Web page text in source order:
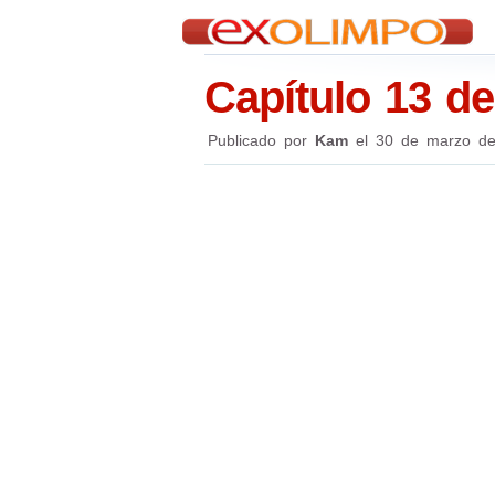
Capítulo 13
Publicado por Kamel 30 de marzo